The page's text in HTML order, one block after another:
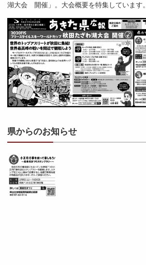
湖大会 開催」。大会概要を特集しています。
県からのお知らせ